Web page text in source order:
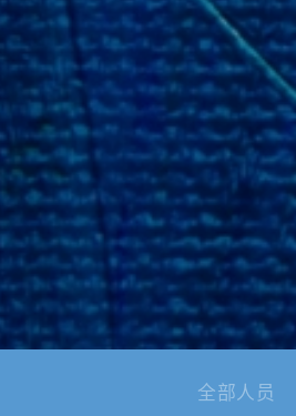
全部人员